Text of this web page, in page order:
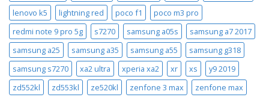
lenovo k5
lightning red poco f1
poco m3 pro
redmi note 9 pro 5g
s7270 samsung a05s
samsung a7 2017
samsung a25
samsung a35 samsung a55
samsung g318
samsung s7270
xa2 ultra xperia xa2 xr xs
y9 2019
zd552kl
zd553kl ze520kl zenfone 3 max zenfone max